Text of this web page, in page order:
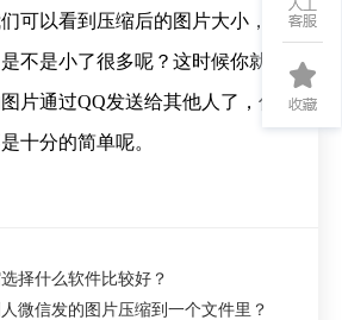
可以看到压缩后的图片大小，
不是小了很多呢？这时候你就
片通过QQ发送给其他人了，你
十分的简单呢。
择什么软件比较好？
微信发的图片压缩到一个文件里？